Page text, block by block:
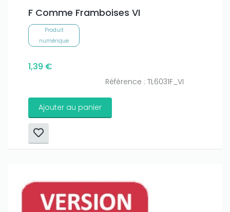
F Comme Framboises VI
Produit
numérique
1,39 €
Référence : TL6031F_VI
Ajouter au panier